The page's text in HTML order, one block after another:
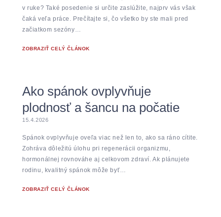
v ruke? Také posedenie si určite zaslúžite, najprv vás však
čaká veľa práce. Prečítajte si, čo všetko by ste mali pred
začiatkom sezóny…
ZOBRAZIŤ CELÝ ČLÁNOK
Ako spánok ovplyvňuje
plodnosť a šancu na počatie
15.4.2026
Spánok ovplyvňuje oveľa viac než len to, ako sa ráno cítite.
Zohráva dôležitú úlohu pri regenerácii organizmu,
hormonálnej rovnováhe aj celkovom zdraví. Ak plánujete
rodinu, kvalitný spánok môže byť…
ZOBRAZIŤ CELÝ ČLÁNOK